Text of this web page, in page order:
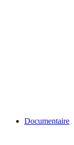
Documentaire